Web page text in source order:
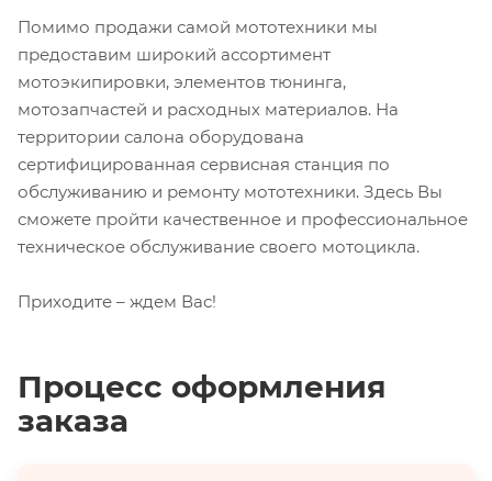
Помимо продажи самой мототехники мы
предоставим широкий ассортимент
мотоэкипировки, элементов тюнинга,
мотозапчастей и расходных материалов. На
территории салона оборудована
сертифицированная сервисная станция по
обслуживанию и ремонту мототехники. Здесь Вы
сможете пройти качественное и профессиональное
техническое обслуживание своего мотоцикла.
Приходите – ждем Вас!
Процесс оформления
заказа